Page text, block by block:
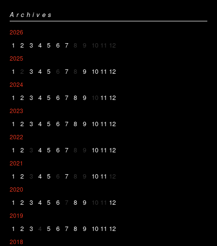
Archives
2026
1 2 3 4 5 6 7 8 9 10 11 12
2025
1 2 3 4 5 6 7 8 9 10 11 12
2024
1 2 3 4 5 6 7 8 9 10 11 12
2023
1 2 3 4 5 6 7 8 9 10 11 12
2022
1 2 3 4 5 6 7 8 9 10 11 12
2021
1 2 3 4 5 6 7 8 9 10 11 12
2020
1 2 3 4 5 6 7 8 9 10 11 12
2019
1 2 3 4 5 6 7 8 9 10 11 12
2018